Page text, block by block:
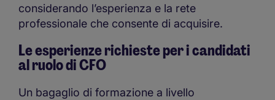
considerando l’esperienza e la rete
professionale che consente di acquisire.
Le esperienze richieste per i candidati
al ruolo di CFO
Un bagaglio di formazione a livello